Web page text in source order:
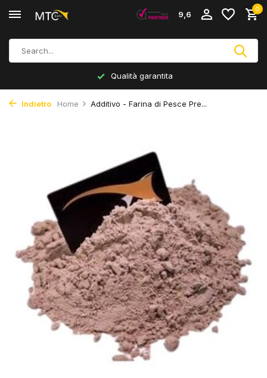
9,6
0
Qualità garantita
Indietro Home Additivo - Farina di Pesce Pre...